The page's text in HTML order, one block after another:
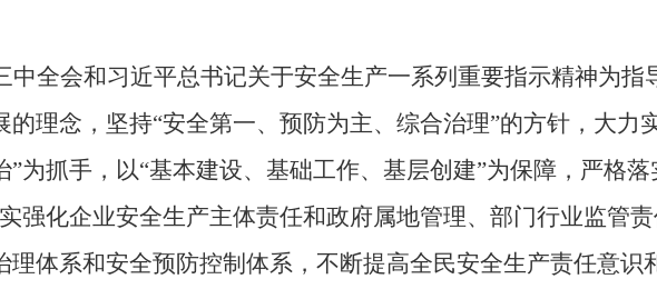
中全会和习近平总书记关于安全生产一系列重要指示精神为指
理念，坚持“安全第一、预防为主、综合治理”的方针，大力
为抓手，以“基本建设、基础工作、基层创建”为保障，严格
强化企业安全生产主体责任和政府属地管理、部门行业监管
理体系和安全预防控制体系，不断提高全民安全生产责任意识